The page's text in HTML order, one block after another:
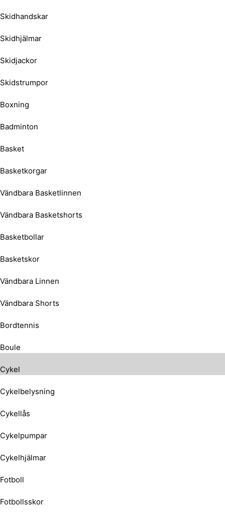
Skidhandskar
Skidhjälmar
Skidjackor
Skidstrumpor
Boxning
Badminton
Basket
Basketkorgar
Vändbara Basketlinnen
Vändbara Basketshorts
Basketbollar
Basketskor
Vändbara Linnen
Vändbara Shorts
Bordtennis
Boule
Cykel
Cykelbelysning
Cykellås
Cykelpumpar
Cykelhjälmar
Fotboll
Fotbollsskor